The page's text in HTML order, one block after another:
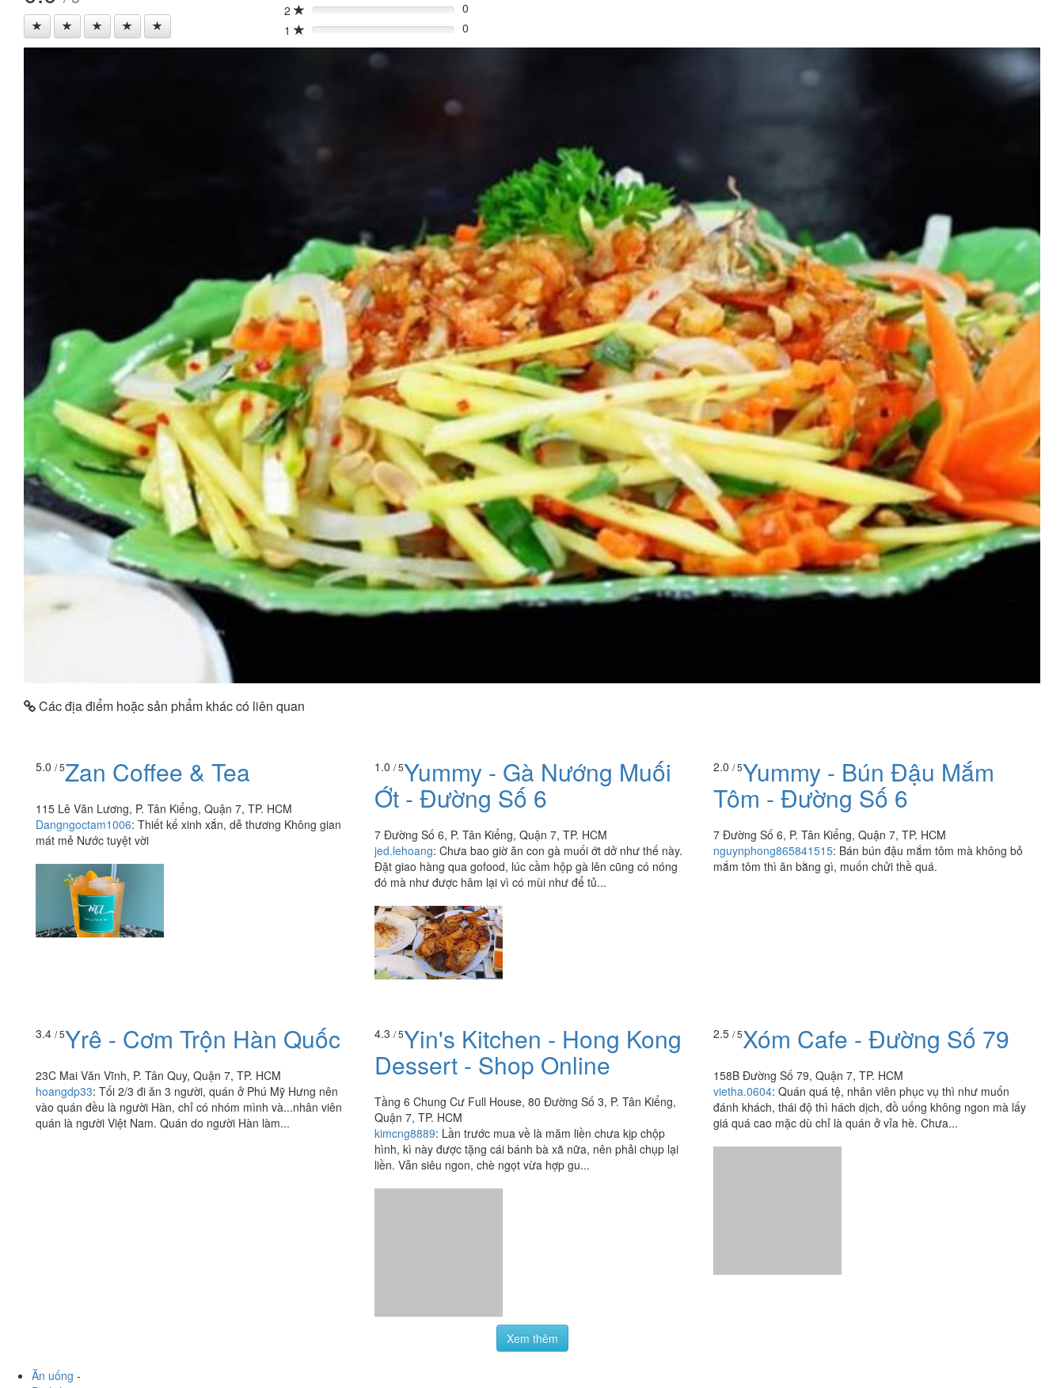
2
0%
0
1
0% 0
Các địa điểm hoặc sản phẩm khác có liên quan
5.0 / 5Zan Coffee & Tea
115 Lê Văn Lương, P. Tân Kiểng, Quận 7, TP. HCM
Dangngoctam1006: Thiết kế xinh xắn, dễ thương Không gian
mát mẻ Nước tuyệt vời
1.0 / 5Yummy - Gà Nướng Muối
Ớt - Đường Số 6
7 Đường Số 6, P. Tân Kiểng, Quận 7, TP. HCM
jed.lehoang: Chưa bao giờ ăn con gà muối ớt dở như thế này.
Đặt giao hàng qua gofood, lúc cầm hộp gà lên cũng có nóng
đó mà như được hâm lại vì có mùi như để tủ...
2.0 / 5Yummy - Bún Đậu Mắm
Tôm - Đường Số 6
7 Đường Số 6, P. Tân Kiểng, Quận 7, TP. HCM
nguynphong865841515: Bán bún đậu mắm tôm mà không bỏ
mắm tôm thì ăn bằng gì, muốn chửi thề quá.
3.4 / 5Yrê - Cơm Trộn Hàn Quốc
23C Mai Văn Vĩnh, P. Tân Quy, Quận 7, TP. HCM
hoangdp33: Tối 2/3 đi ăn 3 người, quán ở Phú Mỹ Hưng nên
vào quán đều là người Hàn, chỉ có nhóm mình và...nhân viên
quán là người Việt Nam. Quán do người Hàn làm...
4.3 / 5Yin's Kitchen - Hong Kong
Dessert - Shop Online
Tầng 6 Chung Cư Full House, 80 Đường Số 3, P. Tân Kiểng,
Quận 7, TP. HCM
kimcng8889: Lần trước mua về là măm liền chưa kịp chộp
hình, kì này được tặng cái bánh bà xã nữa, nên phải chụp lại
liền. Vẫn siêu ngon, chè ngọt vừa hợp gu...
2.5 / 5Xóm Cafe - Đường Số 79
158B Đường Số 79, Quận 7, TP. HCM
vietha.0604: Quán quá tệ, nhân viên phục vụ thì như muốn
đánh khách, thái độ thì hách dịch, đồ uống không ngon mà lấy
giá quá cao mặc dù chỉ là quán ở vỉa hè. Chưa...
Xem thêm
Ăn uống -